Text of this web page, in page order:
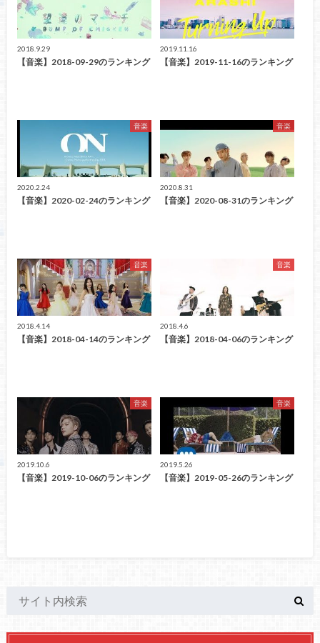
2018.9.29
【音楽】2018-09-29のランキング
2019.11.16
【音楽】2019-11-16のランキング
音楽
2020.2.24
【音楽】2020-02-24のランキング
音楽
2020.8.31
【音楽】2020-08-31のランキング
音楽
2018.4.14
【音楽】2018-04-14のランキング
音楽
2018.4.6
【音楽】2018-04-06のランキング
音楽
2019.10.6
【音楽】2019-10-06のランキング
音楽
2019.5.26
【音楽】2019-05-26のランキング